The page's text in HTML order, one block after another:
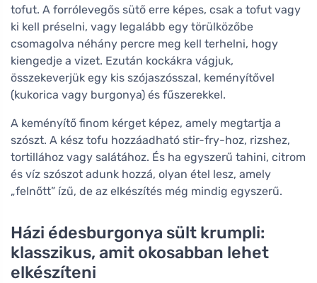
tofut. A forrólevegős sütő erre képes, csak a tofut vagy
ki kell préselni, vagy legalább egy törülközőbe
csomagolva néhány percre meg kell terhelni, hogy
kiengedje a vizet. Ezután kockákra vágjuk,
összekeverjük egy kis szójaszósszal, keményítővel
(kukorica vagy burgonya) és fűszerekkel.
A keményítő finom kérget képez, amely megtartja a
szószt. A kész tofu hozzáadható stir-fry-hoz, rizshez,
tortillához vagy salátához. És ha egyszerű tahini, citrom
és víz szószot adunk hozzá, olyan étel lesz, amely
„felnőtt” ízű, de az elkészítés még mindig egyszerű.
Házi édesburgonya sült krumpli:
klasszikus, amit okosabban lehet
elkészíteni